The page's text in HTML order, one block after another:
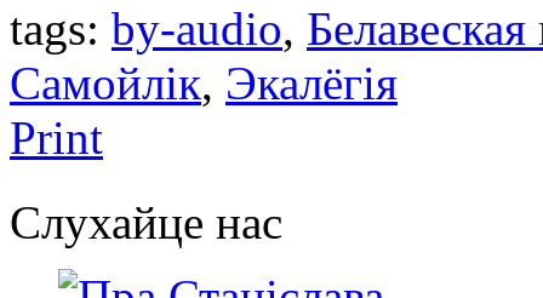
tags: by-audio,
Самойлік, Экалёгія
Print
Слухайце нас